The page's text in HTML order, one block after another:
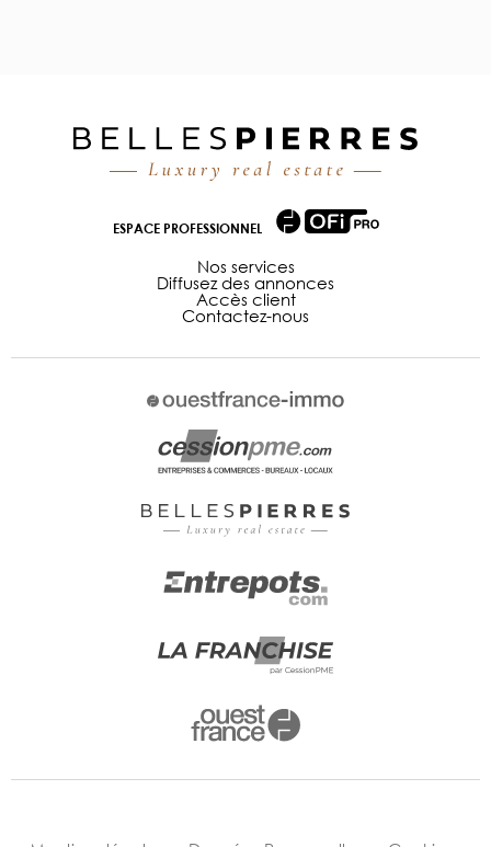
ESPACE PROFESSIONNEL
Nos services
Diffusez des annonces
Accès client
Contactez-nous